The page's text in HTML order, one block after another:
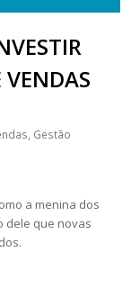
, Gestão
a menina dos
dele que novas